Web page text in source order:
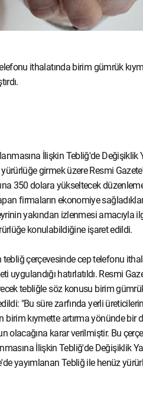
ithalatında birim gümrük
İlişkin Tebliğ'de Değişiklik
girmek üzere Resmi
350 dolara yükseltecek
firmaların ekonomiye
yakından izlenmesi amacıyla
konulabildiğine işaret edildi.
tebliğ çerçevesinde cep telefonu
hatırlatıldı. Resmi
tebliğle söz konusu birim
"Bu süre zarfında yerli
kıymette artırma yönünde bir
olacağına karar verilmiştir. Bu
İlişkin Tebliğ'de Değişiklik
yayımlanan Tebliğ ile henüz